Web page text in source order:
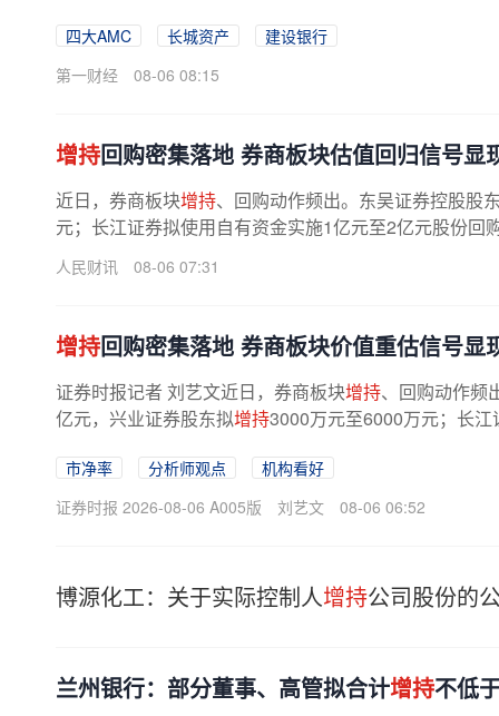
四大AMC 长城资产
建设银行
第一财经
08-06 08:15
增持回购密集落地 券商板块估值回归信号显
近日，券商板块增持、回购动作频出。东吴证券控股股
元；长江证券拟使用自有资金实施1亿元至2亿元股份
人民财讯 08-06 07:31
增持回购密集落地 券商板块价值重估信号显
证券时报记者 刘艺文近日，券商板块增持、回购动作频
亿元，兴业证券股东拟增持3000万元至6000万元；长
市净率 分析师观点
机构看好
证券时报 2026-08-06 A005版
刘艺文 08-06 06:52
博源化工：关于实际控制人增持公司股份的
兰州银行：部分董事、高管拟合计增持不低